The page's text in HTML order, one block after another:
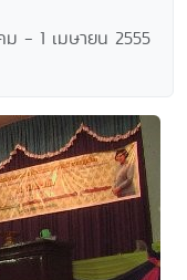
- 1 เมษายน 2555